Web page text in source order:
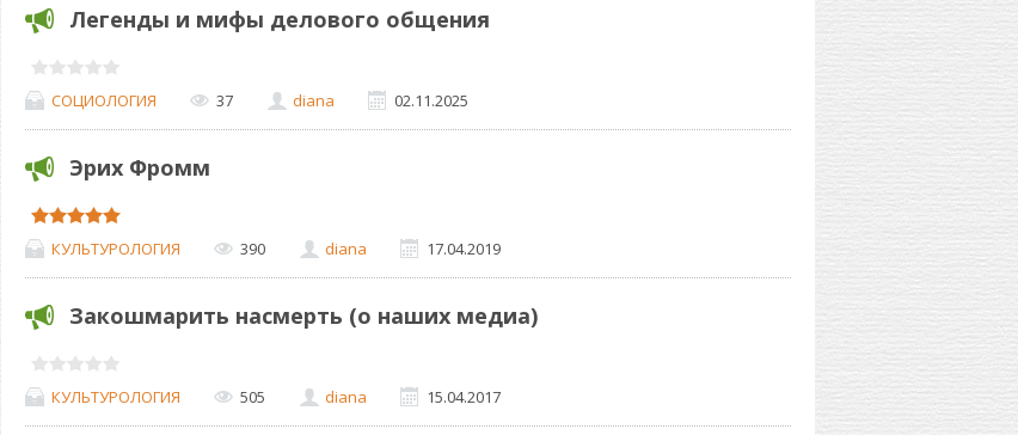
Легенды и мифы делового общения
СОЦИОЛОГИЯ 37 diana 02.11.2025
Эрих Фромм
КУЛЬТУРОЛОГИЯ 390 diana 17.04.2019
Закошмарить насмерть (о наших медиа)
КУЛЬТУРОЛОГИЯ 505 diana 15.04.2017